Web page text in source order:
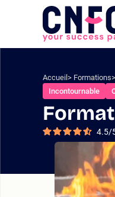
Aller
Logo
site
Accueil Formations
Incontournable
4.5/